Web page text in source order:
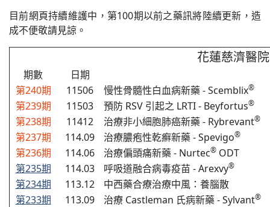
目前網頁持續維護中，第100期以前之藥訊將陸續更新，造
成不便敬請見諒。
花蓮慈濟醫
期數
日期
第240期
11506 慢性骨髓性白血病新藥 - Scemblix®
第239期 11503 預防 RSV 引起之 LRTI - Beyfortus®
第238期 11412 治療非小細胞肺癌新藥 - Rybrevant®
第237期 114.09 治療膿疱性乾癬新藥 - Spevigo®
第236期 114.06 治療偏頭痛新藥 - Nurtec® ODT
第235期
114.03 呼吸道融合病毒疫苗 - Arexvy®
第234期 113.12
中西藥合療治療中風：養腦散
第233期
113.09 治療 Castleman 氏病新藥 - Sylvant®